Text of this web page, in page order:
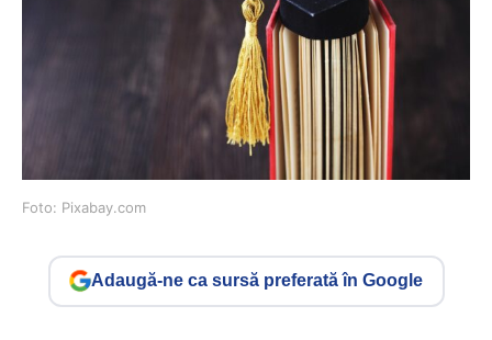
Foto: Pixabay.com
Adaugă-ne ca sursă preferată în Google